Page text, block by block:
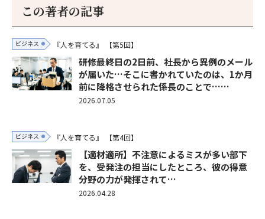
この著者の記事
ビジネス 『人を育てる』 【第5回】
研修最終日の2日前、社長から異例のメール
が届いた…そこに書かれていたのは、1か月
前に降格させられた係長のことで……
2026.07.05
ビジネス 『人を育てる』 【第4回】
【適材適所】不注意によるミスが多い部下
を、受発注の担当にしたところ、彼の得意
分野の力が発揮されて…
2026.04.28